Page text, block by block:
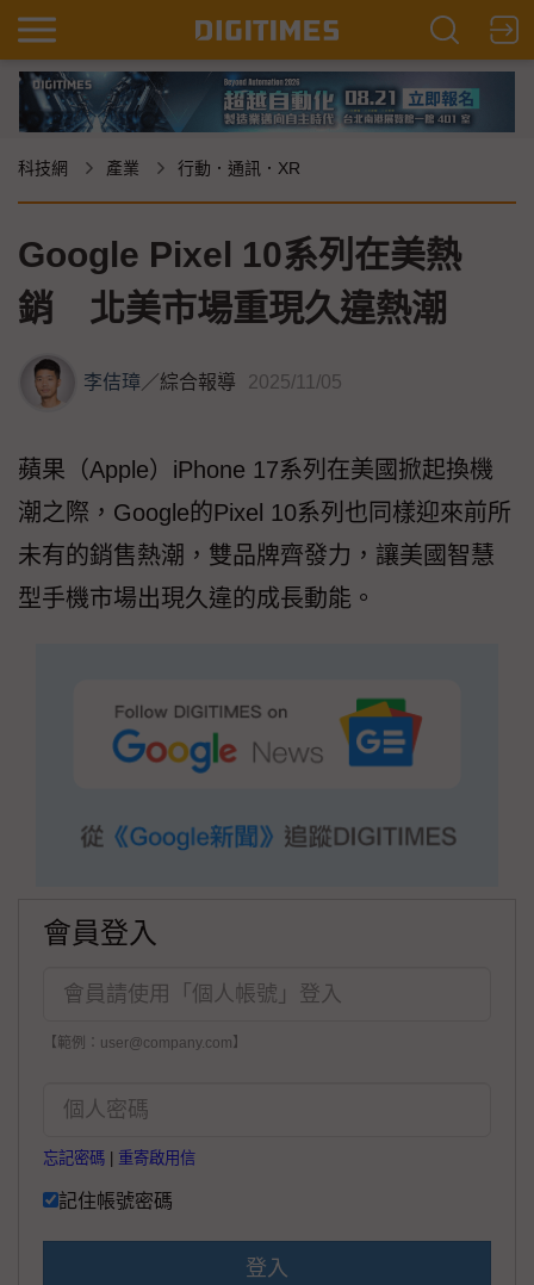
科技網 產業 行動．通訊．XR
Google Pixel 10系列在美熱
銷 北美市場重現久違熱潮
李佶璋／綜合報導 2025/11/05
蘋果（Apple）iPhone 17系列在美國掀起換機
潮之際，Google的Pixel 10系列也同樣迎來前所
未有的銷售熱潮，雙品牌齊發力，讓美國智慧
型手機市場出現久違的成長動能。
會員登入
【範例：user@company.com】
忘記密碼 重寄啟用信
記住帳號密碼
登入